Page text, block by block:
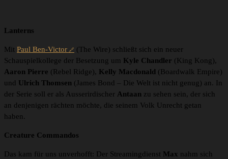
Lanterns
Mit Paul Ben-Victor
(The Wire) schließt sich ein neuer
Schauspielkollege der Besetzung um Kyle Chandler (King Kong),
Aaron Pierre (Rebel Ridge), Kelly Macdonald (Boardwalk Empire)
und Ulrich Thomsen (James Bond – Die Welt ist nicht genug) an. In
der Serie soll er als Ausserirdischer Antaan zu sehen sein, der sich
an denjenigen rächten möchte, die seinem Volk Unrecht getan
haben.
Creature Commandos
Das kam für uns unverhofft: Der Streamingdienst Max nahm sich